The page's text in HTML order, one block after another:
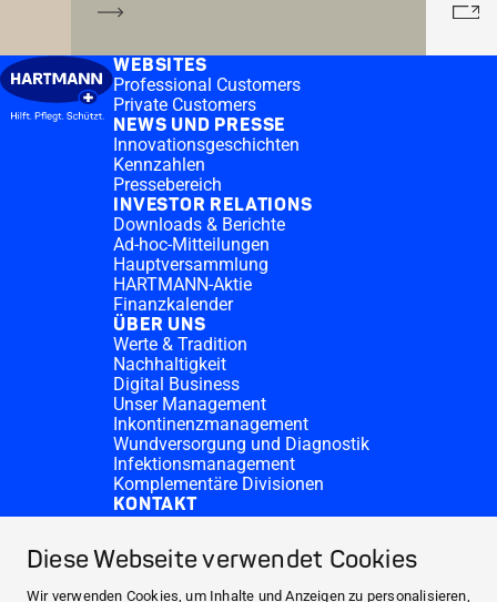
Diese Webseite verwendet Cookies
Wir verwenden Cookies, um Inhalte und Anzeigen zu personalisieren,
WEBSITES
Professional Customers
Private Customers
NEWS UND PRESSE
Innovationsgeschichten
Kennzahlen
Pressebereich
INVESTOR RELATIONS
Downloads & Berichte
Ad-hoc-Mitteilungen
Hauptversammlung
HARTMANN-Aktie
Finanzkalender
ÜBER UNS
Werte & Tradition
Nachhaltigkeit
Digital Business
Unser Management
Inkontinenzmanagement
Wundversorgung und Diagnostik
Infektionsmanagement
Komplementäre Divisionen
KONTAKT
Spendenanfragen
HARTMANN-Standorte
WEBSITES